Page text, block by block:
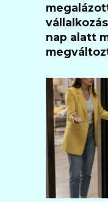
nap alatt